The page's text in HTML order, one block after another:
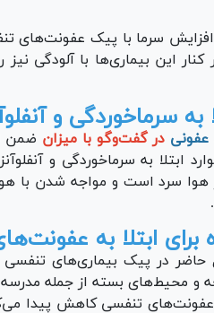
سرما با پیک عفونت‌های
این بیماری‌ها با آلودگی
سرماخوردگی و
در گفت‌وگو با میزان ضمن
ابتلا به سرماخوردگی و
هوا سرد است و مواجه شدن با
برای ابتلا به
در پیک بیماری‌های تنفسی
و محیط‌های بسته از جمله
عفونت‌های تنفسی کاهش پیدا